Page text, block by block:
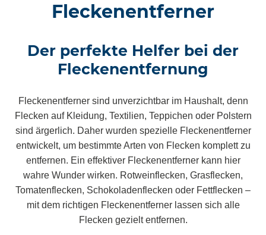
Fleckenentferner
Der perfekte Helfer bei der
Fleckenentfernung
Fleckenentferner sind unverzichtbar im Haushalt, denn
Flecken auf Kleidung, Textilien, Teppichen oder Polstern
sind ärgerlich. Daher wurden spezielle Fleckenentferner
entwickelt, um bestimmte Arten von Flecken komplett zu
entfernen. Ein effektiver Fleckenentferner kann hier
wahre Wunder wirken. Rotweinflecken, Grasflecken,
Tomatenflecken, Schokoladenflecken oder Fettflecken –
mit dem richtigen Fleckenentferner lassen sich alle
Flecken gezielt entfernen.